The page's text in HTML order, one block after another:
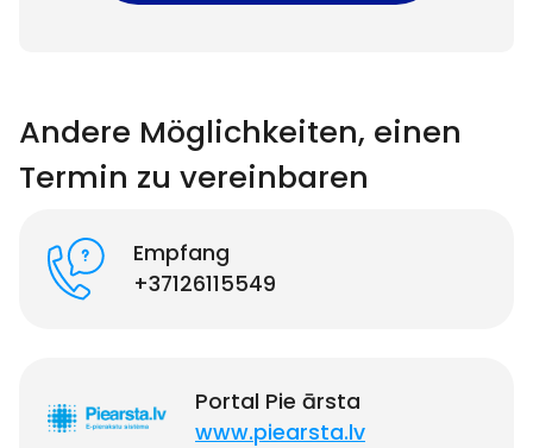
Andere Möglichkeiten, einen
Termin zu vereinbaren
Empfang
+37126115549
Portal Pie ārsta
www.piearsta.lv